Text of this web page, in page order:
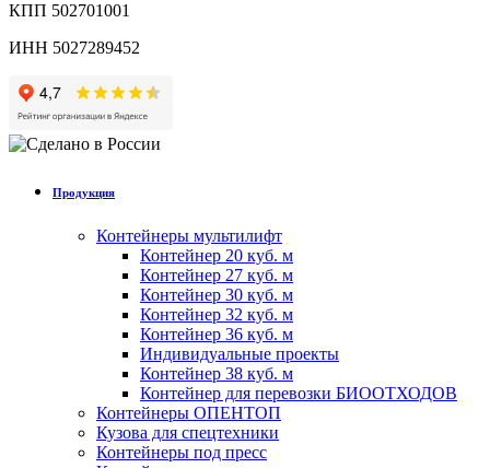
КПП 502701001
ИНН 5027289452
Продукция
Контейнеры мультилифт
Контейнер 20 куб. м
Контейнер 27 куб. м
Контейнер 30 куб. м
Контейнер 32 куб. м
Контейнер 36 куб. м
Индивидуальные проекты
Контейнер 38 куб. м
Контейнер для перевозки БИООТХОДОВ
Контейнеры ОПЕНТОП
Кузова для спецтехники
Контейнеры под пресс